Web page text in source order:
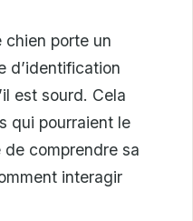
porte un
d’identification
est sourd. Cela
qui pourraient le
comprendre sa
interagir